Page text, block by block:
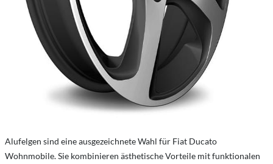
Alufelgen sind eine ausgezeichnete Wahl für Fiat Ducato
Wohnmobile. Sie kombinieren ästhetische Vorteile mit funktionalen